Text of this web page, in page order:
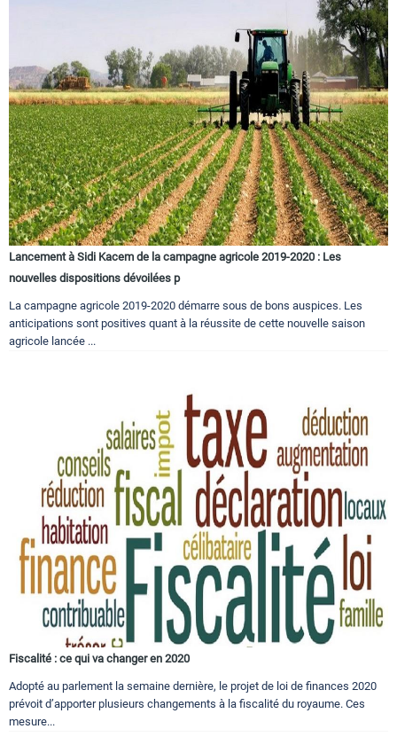
Lancement à Sidi Kacem de la campagne agricole 2019-2020 : Les
nouvelles dispositions dévoilées p
La campagne agricole 2019-2020 démarre sous de bons auspices. Les
anticipations sont positives quant à la réussite de cette nouvelle saison
agricole lancée ...
Fiscalité : ce qui va changer en 2020
Adopté au parlement la semaine dernière, le projet de loi de finances 2020
prévoit d’apporter plusieurs changements à la fiscalité du royaume. Ces
mesure...